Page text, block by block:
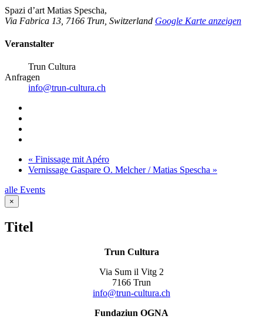
Spazi d’art Matias Spescha,
Via Fabrica 13 7166 Trun Switzerland Google Karte anzeigen
Veranstalter
Trun Cultura
Anfragen
info@trun-cultura.ch
« Finissage mit Apéro
Vernissage Gaspare O. Melcher / Matias Spescha »
alle Events
Close
product
view
×
Titel
Trun Cultura
Via Sum il Vitg 2
7166 Trun
info@trun-cultura.ch
Fundaziun OGNA